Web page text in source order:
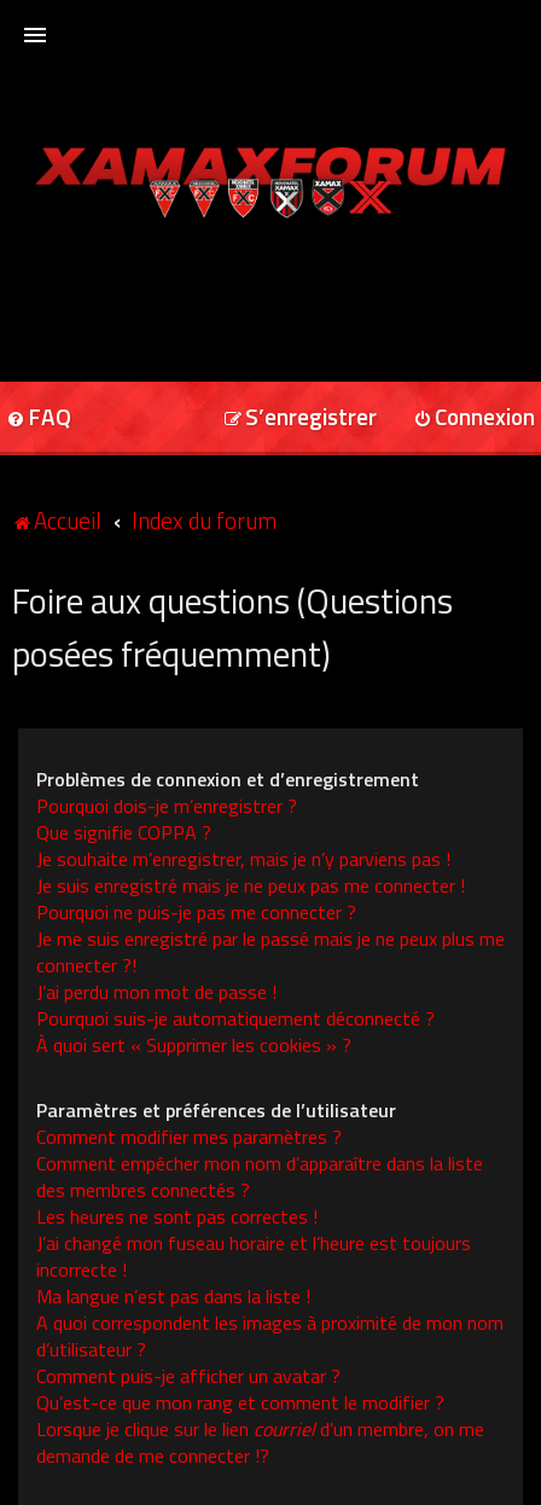
XAMAXFORUM
FAQ Connexion
S’enregistrer
Accueil Index du forum
Foire aux questions (Questions
posées fréquemment)
Problèmes de connexion et d’enregistrement
Pourquoi dois-je m’enregistrer ?
Que signifie COPPA ?
Je souhaite m’enregistrer, mais je n’y parviens pas !
Je suis enregistré mais je ne peux pas me connecter !
Pourquoi ne puis-je pas me connecter ?
Je me suis enregistré par le passé mais je ne peux plus me
connecter ?!
J’ai perdu mon mot de passe !
Pourquoi suis-je automatiquement déconnecté ?
À quoi sert « Supprimer les cookies » ?
Paramètres et préférences de l’utilisateur
Comment modifier mes paramètres ?
Comment empêcher mon nom d’apparaître dans la liste
des membres connectés ?
Les heures ne sont pas correctes !
J’ai changé mon fuseau horaire et l’heure est toujours
incorrecte !
Ma langue n’est pas dans la liste !
A quoi correspondent les images à proximité de mon nom
d’utilisateur ?
Comment puis-je afficher un avatar ?
Qu’est-ce que mon rang et comment le modifier ?
Lorsque je clique sur le lien courrield’un membre, on me
demande de me connecter !?